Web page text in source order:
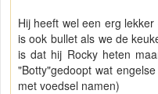
Hij heeft wel een erg
is ook bullet als we de
is dat hij Rocky heten
"Botty"gedoopt wat
met voedsel namen)